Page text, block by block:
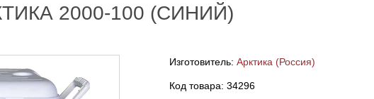
2000-100 (СИНИЙ)
Изготовитель: Арктика (Россия)
Код товара: 34296